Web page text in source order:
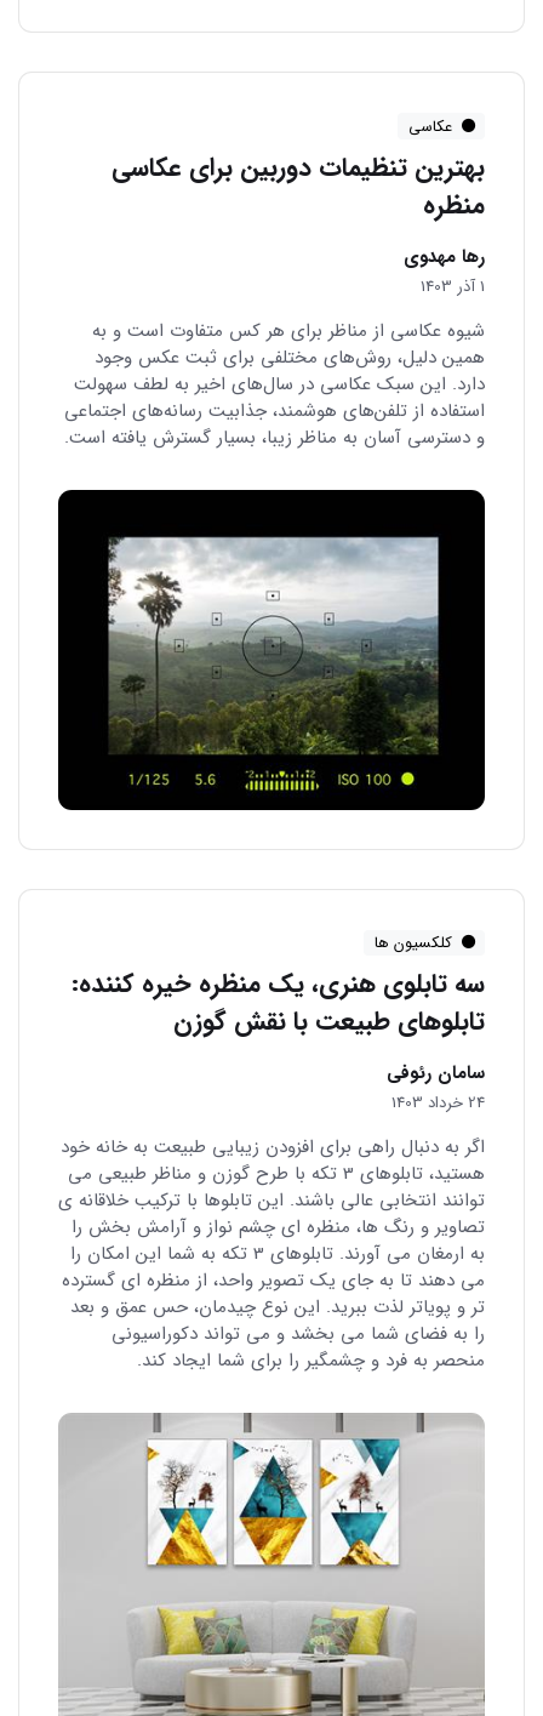
عکاسی
بهترین تنظیمات دوربین برای عکاسی
منظره
رها مهدوی
1 آذر 1403
شیوه عکاسی از مناظر برای هر کس متفاوت است و به
همین دلیل، روش‌های مختلفی برای ثبت عکس وجود
دارد. این سبک عکاسی در سال‌های اخیر به لطف سهولت
استفاده از تلفن‌های هوشمند، جذابیت رسانه‌های اجتماعی
و دسترسی آسان به مناظر زیبا، بسیار گسترش یافته است.
کلکسیون ها
سه تابلوی هنری، یک منظره خیره کننده:
تابلوهای طبیعت با نقش گوزن
سامان رئوفی
24 خرداد 1403
اگر به دنبال راهی برای افزودن زیبایی طبیعت به خانه خود
هستید، تابلوهای 3 تکه با طرح گوزن و مناظر طبیعی می
توانند انتخابی عالی باشند. این تابلوها با ترکیب خلاقانه ی
تصاویر و رنگ ها، منظره ای چشم نواز و آرامش بخش را
به ارمغان می آورند. تابلوهای 3 تکه به شما این امکان را
می دهند تا به جای یک تصویر واحد، از منظره ای گسترده
تر و پویاتر لذت ببرید. این نوع چیدمان، حس عمق و بعد
را به فضای شما می بخشد و می تواند دکوراسیونی
منحصر به فرد و چشمگیر را برای شما ایجاد کند.